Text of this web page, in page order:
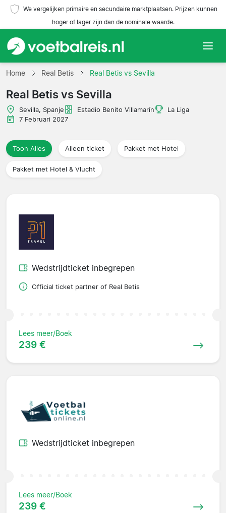
We vergelijken primaire en secundaire marktplaatsen. Prijzen kunnen
hoger of lager zijn dan de nominale waarde.
Home
Teams
Competities
Reisorganisaties
Home Real Betis Real Betis vs Sevilla
Real Betis vs Sevilla
Sevilla, Spanje Estadio Benito Villamarín
La Liga
7 Februari 2027
Toon Alles Alleen ticket Pakket met Hotel
Pakket met Hotel & Vlucht
Wedstrijdticket inbegrepen
Official ticket partner of Real Betis
Lees meer/Boek
239 €
Wedstrijdticket inbegrepen
Lees meer/Boek
239 €